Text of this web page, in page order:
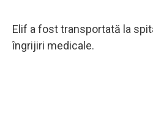
Elif a fost transportată la
îngrijiri medicale.